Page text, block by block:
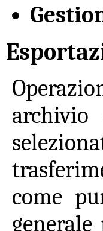
come